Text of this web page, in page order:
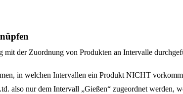
der Zuordnung von Produkten an Intervalle
in welchen Intervallen ein Produkt NICHT
also nur dem Intervall „Gießen“ zugeordnet werden,